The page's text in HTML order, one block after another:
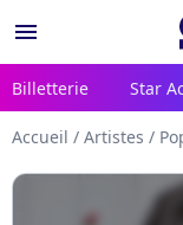
menu
Billetterie Star
Accueil / Artistes /